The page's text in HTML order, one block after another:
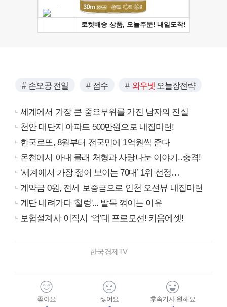
손오공 전일 점수 와우넷 오늘장전략
세계에서 가장 큰 중요부위를 가진 남자의 진실
천안 대단지 아파트 500만원으로 내집마련!
한국로또, 8월부터 전국민에 1억원씩 준다
온천에서 아내 몰래 처형과 사랑나눈 이야기..충격!
‘세계에서 가장 젊어 보이는 70대’ 1위 선정…
계약금 0원, 전세 보증금으로 인천 오션뷰 내집마련
계단 내려가다 '철렁'... 발목 꺾이는 이유
보험설계사 이직시 ‘억’대 프로모션! 키움에셋!
한국경제TV
좋아요
싫어요
후속기사 원해요